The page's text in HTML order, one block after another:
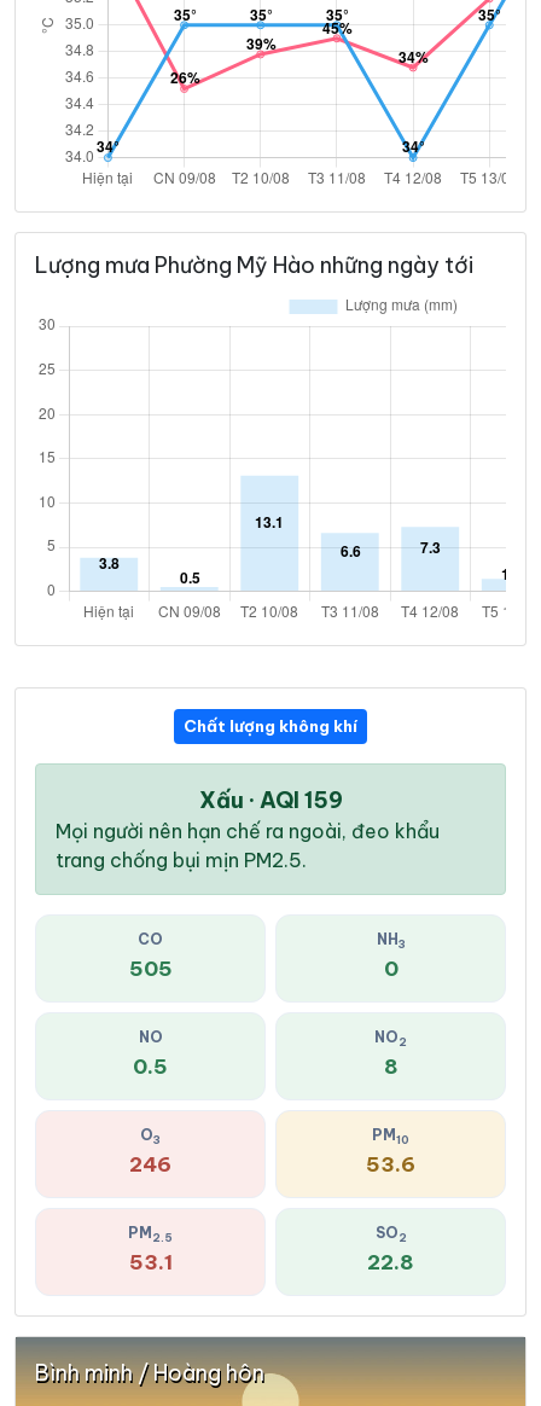
Lượng mưa Phường Mỹ Hào những ngày tới
Chất lượng không khí
Xấu · AQI 159
Mọi người nên hạn chế ra ngoài, đeo khẩu
trang chống bụi mịn PM2.5.
CO
505
NH 3
0
NO
0.5
NO2
8
O3
246
PM10
53.6
PM 2.5
53.1
SO2
22.8
Bình minh / Hoàng hôn